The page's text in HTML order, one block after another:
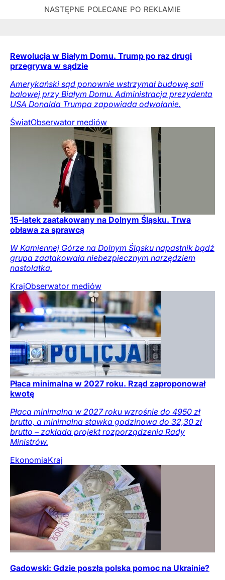
Rewolucja w Białym Domu. Trump po raz drugi
przegrywa w sądzie
Amerykański sąd ponownie wstrzymał budowę sali
balowej przy Białym Domu. Administracja prezydenta
USA Donalda Trumpa zapowiada odwołanie.
ŚwiatObserwator mediów
15-latek zaatakowany na Dolnym Śląsku. Trwa
obława za sprawcą
W Kamiennej Górze na Dolnym Śląsku napastnik bądź
grupa zaatakowała niebezpiecznym narzędziem
nastolatka.
KrajObserwator mediów
Płaca minimalna w 2027 roku. Rząd zaproponował
kwotę
Płaca minimalna w 2027 roku wzrośnie do 4950 zł
brutto, a minimalna stawka godzinowa do 32,30 zł
brutto – zakłada projekt rozporządzenia Rady
Ministrów.
EkonomiaKraj
Gadowski: Gdzie poszła polska pomoc na Ukrainie?